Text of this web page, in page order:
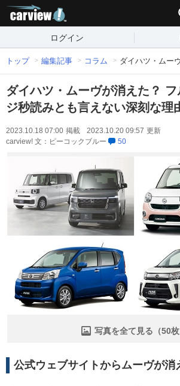
ログイン
トップ 編集記事 コラム ダイハツ・ムー
ダイハツ・ムーヴが消えた？
ジ秒読みとも言えない深刻な理
2023.10.18 07:00 掲載 2023.10.20 09:57 更新
carview! 文：ピーコックブルー
50
写真を全て見る（50枚
公式ウェブサイトからムーヴが消